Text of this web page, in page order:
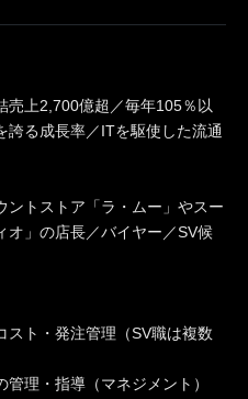
上2,700億超／毎年105％以
誇る成長率／ITを駆使した流通
ントストア「ラ・ムー」やスー
オ」の店長／バイヤー／SV候
スト・発注管理（SV職は複数
理・指導（マネジメント）